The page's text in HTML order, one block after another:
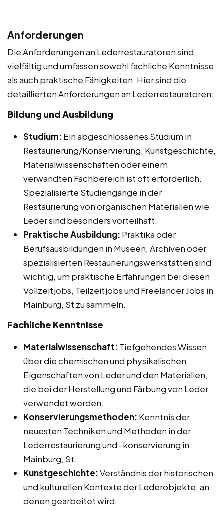
Anforderungen
Die Anforderungen an Lederrestauratoren sind
vielfältig und umfassen sowohl fachliche Kenntnisse
als auch praktische Fähigkeiten. Hier sind die
detaillierten Anforderungen an Lederrestauratoren:
Bildung und Ausbildung
Studium: Ein abgeschlossenes Studium in
Restaurierung/Konservierung, Kunstgeschichte,
Materialwissenschaften oder einem
verwandten Fachbereich ist oft erforderlich.
Spezialisierte Studiengänge in der
Restaurierung von organischen Materialien wie
Leder sind besonders vorteilhaft.
Praktische Ausbildung: Praktika oder
Berufsausbildungen in Museen, Archiven oder
spezialisierten Restaurierungswerkstätten sind
wichtig, um praktische Erfahrungen bei diesen
Vollzeitjobs, Teilzeitjobs und Freelancer Jobs in
Mainburg, St zu sammeln.
Fachliche Kenntnisse
Materialwissenschaft: Tiefgehendes Wissen
über die chemischen und physikalischen
Eigenschaften von Leder und den Materialien,
die bei der Herstellung und Färbung von Leder
verwendet werden.
Konservierungsmethoden: Kenntnis der
neuesten Techniken und Methoden in der
Lederrestaurierung und -konservierung in
Mainburg, St.
Kunstgeschichte:Verständnis der historischen
und kulturellen Kontexte der Lederobjekte, an
denen gearbeitet wird.